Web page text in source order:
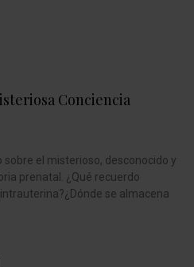
Conciencia
el misterioso, desconocido y
prenatal. ¿Qué recuerdo
se almacena